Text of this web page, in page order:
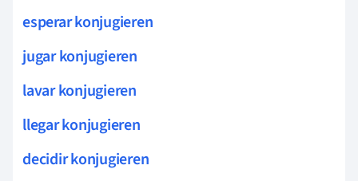
esperar konjugieren
jugar konjugieren
lavar konjugieren
llegar konjugieren
decidir konjugieren